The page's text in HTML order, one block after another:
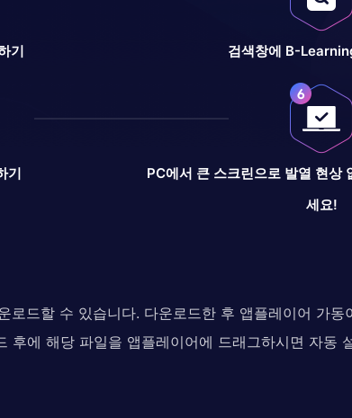
기 검색창에 B-
기
PC에서 큰 스크린으로 발열 현
세요!
드할 수 있습니다. 다운로드한 후 앱플레이어 가동
에 해당 파일을 앱플레이어에 드래그하시면 자동